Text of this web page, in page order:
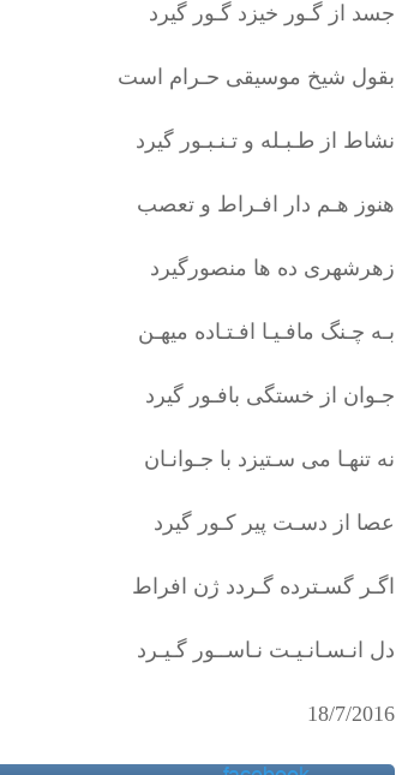
جسد از گـور خیزد گـور گیرد
بقول شیخ موسیقی حـرام است
نشاط از طـبـله و تـنـبـور گیرد
هنوز هـم دار افـراط و تعصب
زهرشهری ده ها منصورگیرد
بـه چـنگ مافـیـا افـتـاده میهـن
جـوان از خستگی بافـور گیرد
نه تنهـا می سـتیزد با جـوانـان
عصا از دسـت پیر کـور گیرد
اگـر گسـترده گـردد ژن افراط
دل انـسـانـیـت نـاســور گـیـرد
18/7/2016